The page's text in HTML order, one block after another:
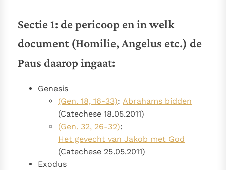
In Christus wordt onze honger vervuld
Leer de kostbare parel van Gods koninkrijk te
herkennen
Gods Koninkrijk groeit stilletjes door liefde, niet door
heiligheid
Het Vaticaan publiceert een nieuwe Latijnse uitgave
van het Romeins martyrologium
Vaticaanse financiële waakhond verliest autonomie
Paus spreekt het Wereldvoedselprogramma toe
Paus Leo XIV in Pavia: "De stad is zowel een gave als
Sectie 1: de pericoop en in welk
document (Homilie, Angelus etc.) de
Paus daarop ingaat:
Genesis
(Gen. 18, 16-33): Abrahams bidden
(Catechese 18.05.2011)
(Gen. 32, 26-32):
Het gevecht van Jakob met God
(Catechese 25.05.2011)
Exodus